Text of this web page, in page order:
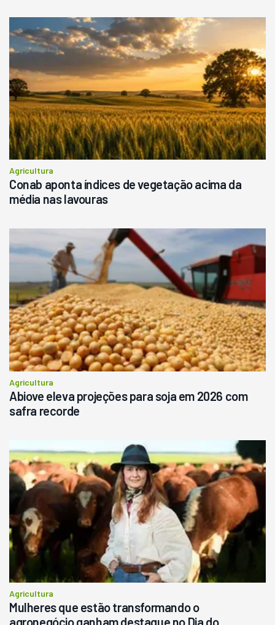
Agricultura
Conab aponta índices de vegetação acima da
média nas lavouras
Agricultura
Abiove eleva projeções para soja em 2026 com
safra recorde
Agricultura
Mulheres que estão transformando o
agronegócio ganham destaque no Dia do